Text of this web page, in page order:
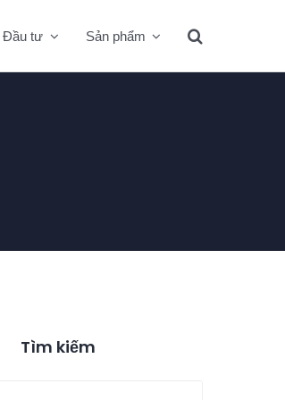
Đầu tư Sản phẩm
Tìm kiếm